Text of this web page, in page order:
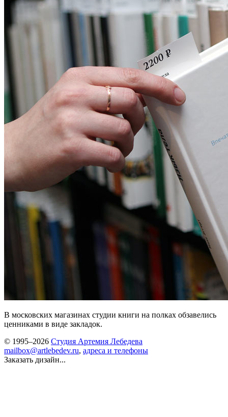
В московских магазинах студии книги на полках обзавелись
ценниками в виде закладок.
© 1995–2026 Студия Артемия Лебедева
mailbox@artlebedev.ru, адреса и телефоны
Заказать дизайн...